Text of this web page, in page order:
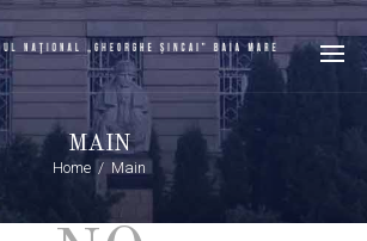
MAIN
Home Main